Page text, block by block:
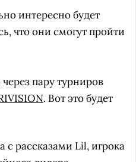
интересно будет
что они смогут пройти
пару турниров
. Вот это будет
с рассказами Lil, игрока